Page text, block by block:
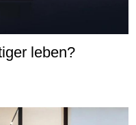
leben?